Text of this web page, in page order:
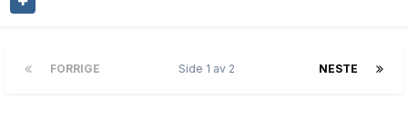
FORRIGE NESTE
Side 1 av 2